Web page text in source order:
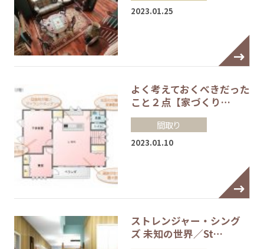
2023.01.25
よく考えておくべきだった
こと２点【家づくり…
間取り
2023.01.10
ストレンジャー・シング
ズ 未知の世界／St…